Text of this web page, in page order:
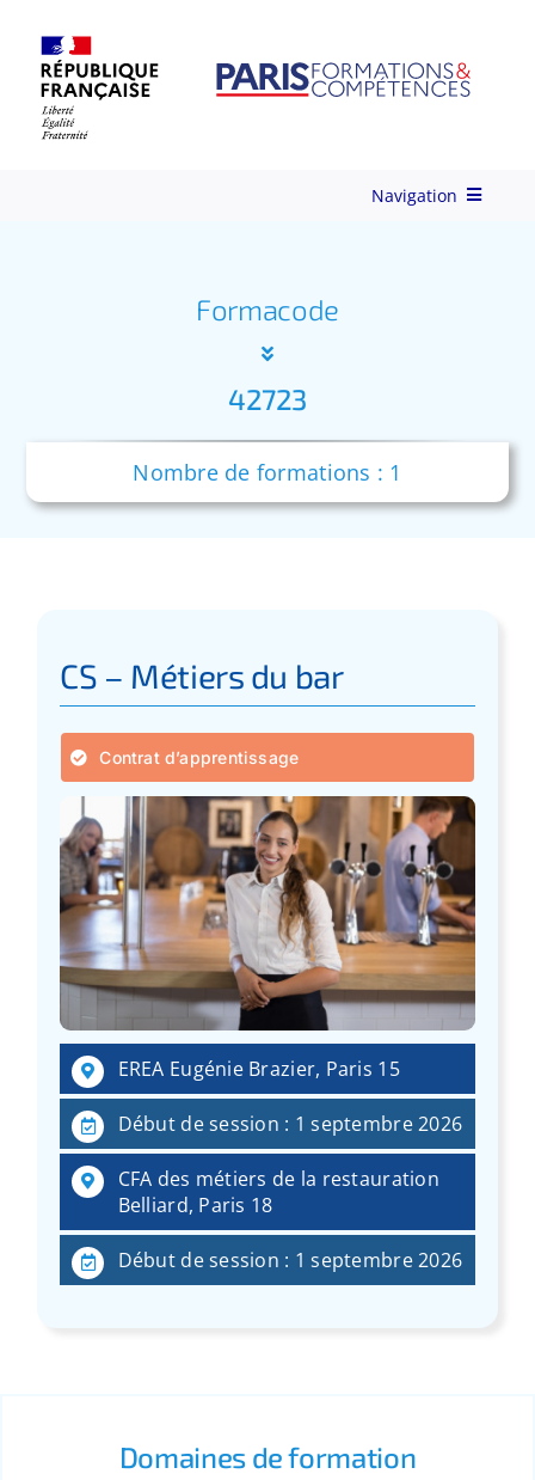
content
Navigation
Formations
Validation des acquis – VAE
Notre Réseau
Actualités
Contact
Recherche
Formacode
42723
Nombre de formations : 1
CS – Métiers du bar
Contrat d’apprentissage
EREA Eugénie Brazier, Paris 15
Début de session : 1 septembre 2026
CFA des métiers de la restauration
Belliard, Paris 18
Début de session : 1 septembre 2026
Domaines de formation